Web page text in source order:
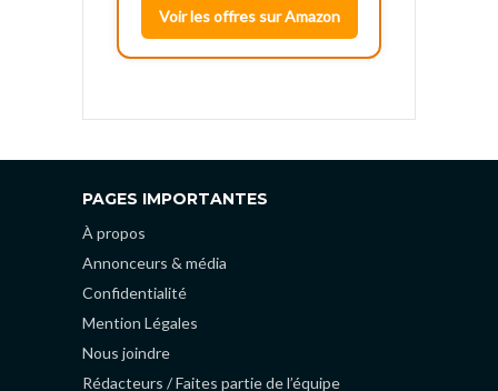
Voir les offres sur Amazon
PAGES IMPORTANTES
À propos
Annonceurs & média
Confidentialité
Mention Légales
Nous joindre
Rédacteurs / Faites partie de l’équipe